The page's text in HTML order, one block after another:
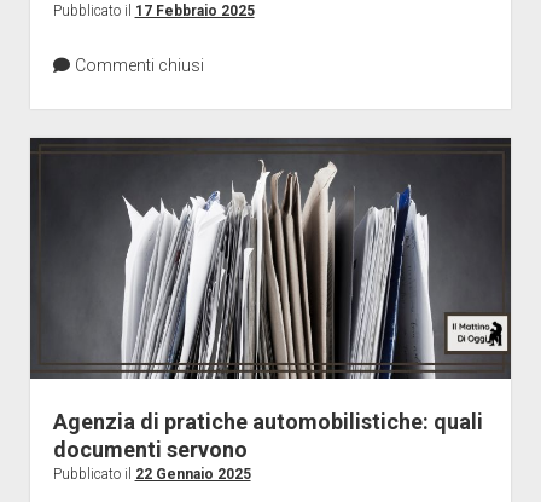
Pubblicato il 17 Febbraio 2025
Commenti chiusi
Agenzia di pratiche automobilistiche: quali
documenti servono
Pubblicato il 22 Gennaio 2025